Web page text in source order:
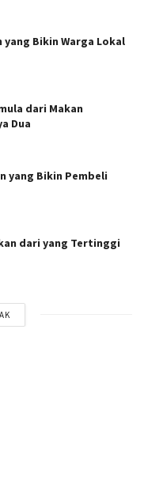
yang Bikin Warga Lokal
dari Makan
Dua
yang Bikin Pembeli
dari yang Tertinggi